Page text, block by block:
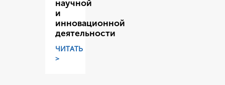
научной
и
инновационной
деятельности
ЧИТАТЬ
>